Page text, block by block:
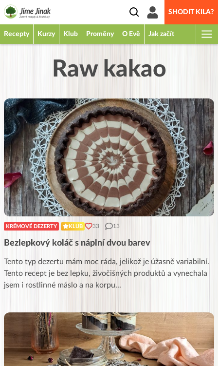
SHODIT KILA?
Recepty Kurzy Klub Proměny O Evě Jak začít
Raw kakao
KRÉMOVÉ DEZERTY KLUB 33 13
Bezlepkový koláč s náplní dvou barev
Tento typ dezertu mám moc ráda, jelikož je úžasně variabilní.
Tento recept je bez lepku, živočišných produktů a vynechala
jsem i rostlinné máslo a na korpu...